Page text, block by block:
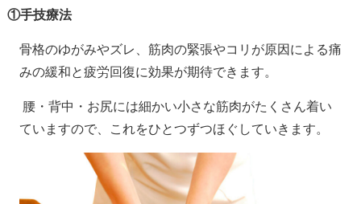
①手技療法
骨格のゆがみやズレ、筋肉の緊張やコリが原因による痛
みの緩和と疲労回復に効果が期待できます。
腰・背中・お尻には細かい小さな筋肉がたくさん着い
ていますので、これをひとつずつほぐしていきます。